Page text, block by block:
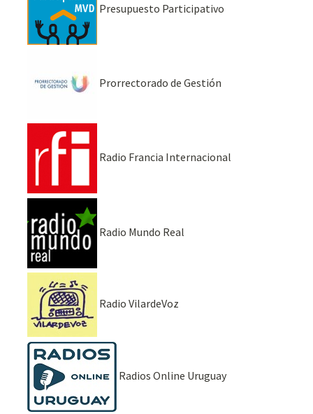
Presupuesto Participativo
Prorrectorado de Gestión
Radio Francia Internacional
Radio Mundo Real
Radio VilardeVoz
Radios Online Uruguay